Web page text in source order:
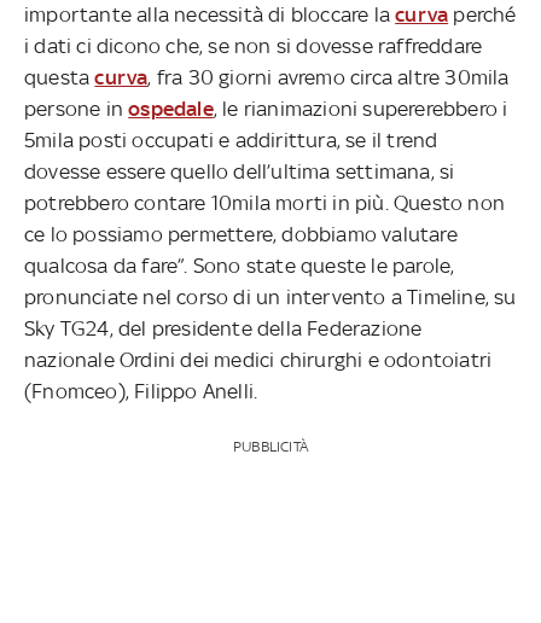
importante alla necessità di bloccare lacurva perché
i dati ci dicono che, se non si dovesse raffreddare
questacurva, fra 30 giorni avremo circa altre 30mila
persone inospedale, le rianimazioni supererebbero i
5mila posti occupati e addirittura, se il trend
dovesse essere quello dell’ultima settimana, si
potrebbero contare 10mila morti in più. Questo non
ce lo possiamo permettere, dobbiamo valutare
qualcosa da fare”. Sono state queste le parole,
pronunciate nel corso di un intervento a Timeline, su
Sky TG24, del presidente della Federazione
nazionale Ordini dei medici chirurghi e odontoiatri
(Fnomceo), Filippo Anelli.
PUBBLICITÀ